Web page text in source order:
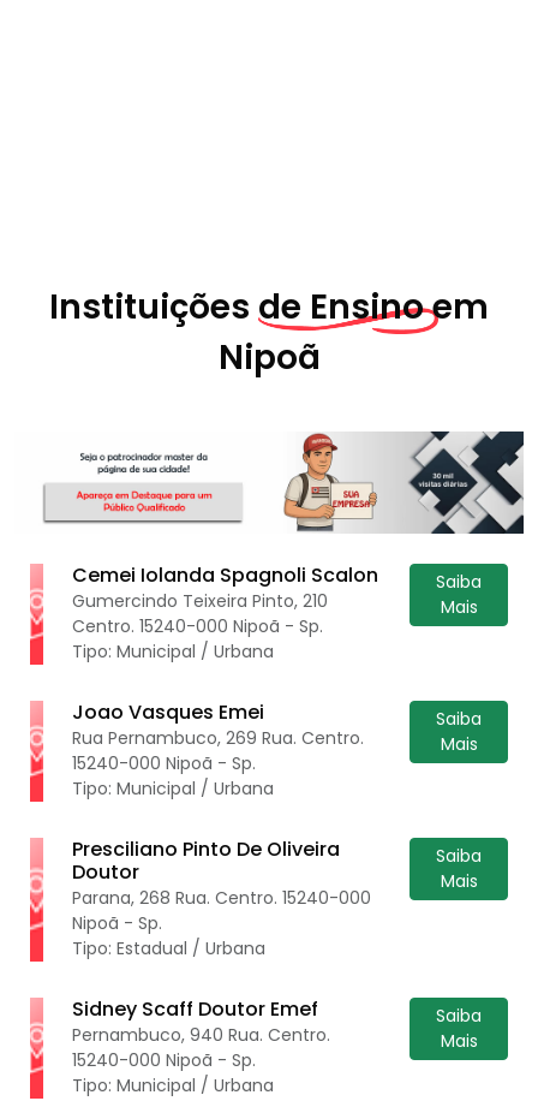
Instituições de Ensino em
Nipoã
Cemei Iolanda Spagnoli Scalon
Gumercindo Teixeira Pinto, 210
Centro. 15240-000 Nipoã - Sp.
Tipo: Municipal / Urbana
Saiba
Mais
Joao Vasques Emei
Rua Pernambuco, 269 Rua. Centro.
15240-000 Nipoã - Sp.
Tipo: Municipal / Urbana
Saiba
Mais
Presciliano Pinto De Oliveira
Doutor
Parana, 268 Rua. Centro. 15240-000
Nipoã - Sp.
Tipo: Estadual / Urbana
Saiba
Mais
Sidney Scaff Doutor Emef
Pernambuco, 940 Rua. Centro.
15240-000 Nipoã - Sp.
Tipo: Municipal / Urbana
Saiba
Mais